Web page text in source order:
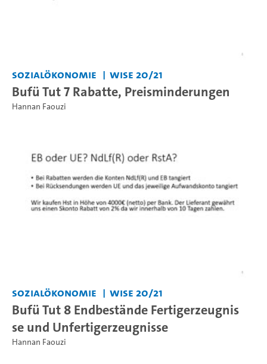
Sozialökonomie WiSe 20/21
Bufü Tut 7 Rabatte, Preisminderungen
Hannan Faouzi
Sozialökonomie WiSe 20/21
Bufü Tut 8 Endbestände Fertigerzeugnis
se und Unfertigerzeugnisse
Hannan Faouzi